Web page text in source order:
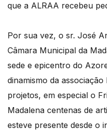
que a ALRAA recebeu
Por sua vez, o sr. José
Câmara Municipal da
sede e epicentro do
dinamismo da
projetos, em especial o
Madalena centenas de
esteve presente desde o